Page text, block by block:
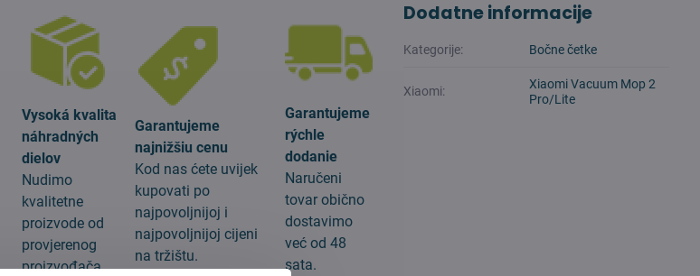
Vysoká kvalita
náhradných
dielov
Nudimo
kvalitetne
proizvode od
provjerenog
proizvođača.
Garantujeme
najnižšiu cenu
Kod nas ćete uvijek
kupovati po
najpovoljnijoj i
najpovoljnijoj cijeni
na tržištu.
Garantujeme
rýchle
dodanie
Naručeni
tovar obično
dostavimo
već od 48
sata.
Dodatne informacije
Kategorije: Bočne četke
Xiaomi:
Xiaomi Vacuum Mop 2
Pro/Lite